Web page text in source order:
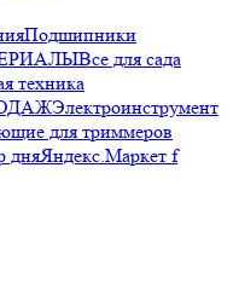
Подшипники
Все для сада
техника
Электроинструмент
для триммеров
дняЯндекс.Маркет f